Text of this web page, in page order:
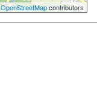
OpenStreetMapcontributors